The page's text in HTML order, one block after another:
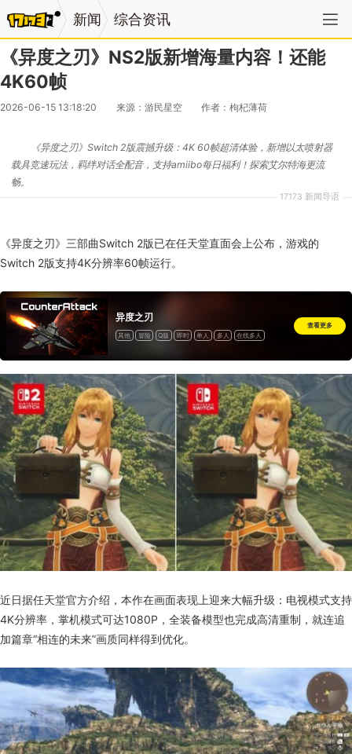
新闻 综合资讯
《异度之刃》NS2版新增海量内容！还能
4K60帧
2026-06-15 13:18:20 来源：游民星空 作者：枸杞薄荷
17173 新闻导语
《异度之刃》Switch 2版震撼升级：4K 60帧超清体验，新增以太喷射器
载具竞速玩法，羁绊对话全配音，支持amiibo每日福利！探索艾尔特海更流
畅。
《异度之刃》三部曲Switch 2版已在任天堂直面会上公布，游戏的
Switch 2版支持4K分辨率60帧运行。
异度之刃
其他 冒险 Q版 即时 单人 多人
在线多人
查看更多
近日据任天堂官方介绍，本作在画面表现上迎来大幅升级：电视模式支持
4K分辨率，掌机模式可达1080P，全装备模型也完成高清重制，就连追
加篇章“相连的未来”画质同样得到优化。